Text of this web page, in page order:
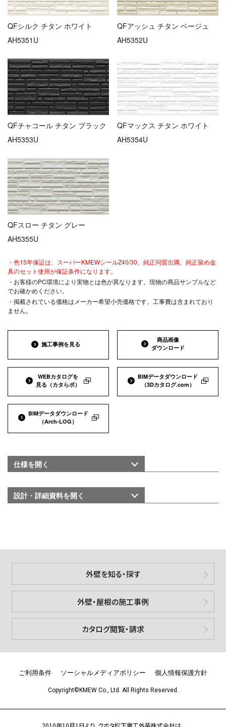
QFシルク チタン ホワイト
AH5351U
QFアッシュ チタン ベージュ
AH5352U
QFチャコール チタン ブラック
AH5353U
QFマックス チタン ホワイト
AH5354U
QFスロー チタン グレー
AH5355U
・色15年保証は、スーパーKMEWシールZ40/30、純正同質出隅、純正留め金
具のセット使用が保証条件になります。
・お客様のPC環境により実物とは色が異なります。現物の商品サンプルなど
でお確かめください。
・掲載されている価格はメーカー希望小売価格です。工事費は含まれており
ません。
施工事例を見る
商品画像
ダウンロード
WEBカタログを
見る （カタらボ）
BIMデータダウンロード
（3Dカタログ.com）
BIMデータダウンロード
（Arch-LOG）
仕様を開く
設計・詳細資料を開く
外壁を知る・探す
外壁・屋根の施工事例
カタログ閲覧・請求
Copyright©KMEW Co., Ltd. All Rights Reserved.
ご利用条件 ソーシャルメディアポリシー 個人情報保護方針
2010年10月1日より、クボタ松下電工外装株式会社は、